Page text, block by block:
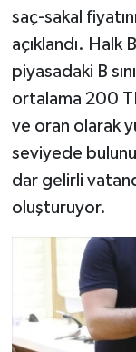
saç-sakal
açıklandı. Halk
piyasadaki B
ortalama 200
ve oran olarak
seviyede
dar gelirli
oluşturuyor.